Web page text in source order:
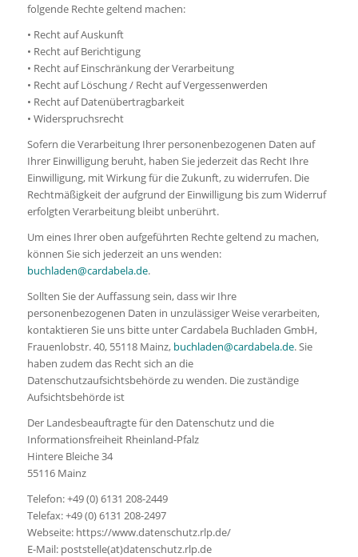
folgende Rechte geltend machen:
• Recht auf Auskunft
• Recht auf Berichtigung
• Recht auf Einschränkung der Verarbeitung
• Recht auf Löschung / Recht auf Vergessenwerden
• Recht auf Datenübertragbarkeit
• Widerspruchsrecht
Sofern die Verarbeitung Ihrer personenbezogenen Daten auf
Ihrer Einwilligung beruht, haben Sie jederzeit das Recht Ihre
Einwilligung, mit Wirkung für die Zukunft, zu widerrufen. Die
Rechtmäßigkeit der aufgrund der Einwilligung bis zum Widerruf
erfolgten Verarbeitung bleibt unberührt.
Um eines Ihrer oben aufgeführten Rechte geltend zu machen,
können Sie sich jederzeit an uns wenden:
buchladen@cardabela.de.
Sollten Sie der Auffassung sein, dass wir Ihre
personenbezogenen Daten in unzulässiger Weise verarbeiten,
kontaktieren Sie uns bitte unter Cardabela Buchladen GmbH,
Frauenlobstr. 40, 55118 Mainz, buchladen@cardabela.de. Sie
haben zudem das Recht sich an die
Datenschutzaufsichtsbehörde zu wenden. Die zuständige
Aufsichtsbehörde ist
Der Landesbeauftragte für den Datenschutz und die
Informationsfreiheit Rheinland-Pfalz
Hintere Bleiche 34
55116 Mainz
Telefon: +49 (0) 6131 208-2449
Telefax: +49 (0) 6131 208-2497
Webseite: https://www.datenschutz.rlp.de/
E-Mail: poststelle(at)datenschutz.rlp.de